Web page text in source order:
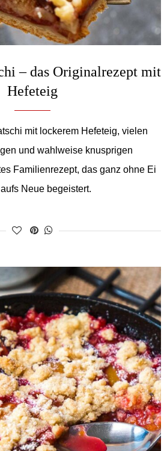
– das Originalrezept mit
Hefeteig
mit lockerem Hefeteig, vielen
und wahlweise knusprigen
Familienrezept, das ganz ohne Ei
Neue begeistert.